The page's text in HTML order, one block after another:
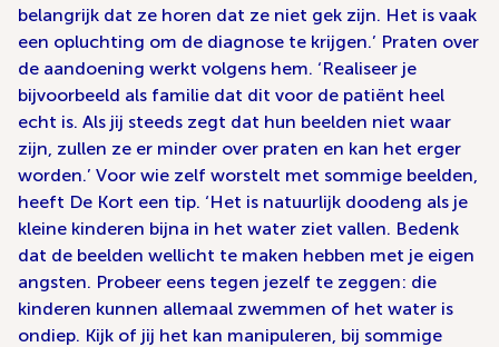
belangrijk dat ze horen dat ze niet gek zijn. Het is vaak
een opluchting om de diagnose te krijgen.’ Praten over
de aandoening werkt volgens hem. ‘Realiseer je
bijvoorbeeld als familie dat dit voor de patiënt heel
echt is. Als jij steeds zegt dat hun beelden niet waar
zijn, zullen ze er minder over praten en kan het erger
worden.’ Voor wie zelf worstelt met sommige beelden,
heeft De Kort een tip. ‘Het is natuurlijk doodeng als je
kleine kinderen bijna in het water ziet vallen. Bedenk
dat de beelden wellicht te maken hebben met je eigen
angsten. Probeer eens tegen jezelf te zeggen: die
kinderen kunnen allemaal zwemmen of het water is
ondiep. Kijk of jij het kan manipuleren, bij sommige